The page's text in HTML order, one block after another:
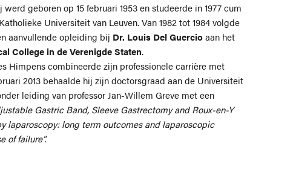
geboren op 15 februari 1953 en studeerde in 1977 cum
Universiteit van Leuven. Van 1982 tot 1984 volgde
aanvullende opleiding bij Dr. Louis Del Guercioaan het
College in de Verenigde Staten.
Himpens combineerde zijn professionele carrière met
2013 behaalde hij zijn doctorsgraad aan de Universiteit
leiding van professor Jan-Willem Greve met een
Gastric Band, Sleeve Gastrectomy and Roux-en-Y
laparoscopy: long term outcomes and laparoscopic
of failure”.